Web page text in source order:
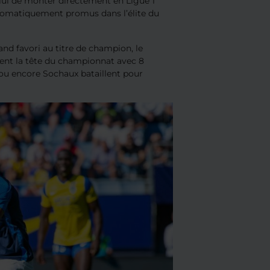
promus dans l’élite du
favori au titre de champion, le
la tête du championnat avec 8
encore Sochaux bataillent pour